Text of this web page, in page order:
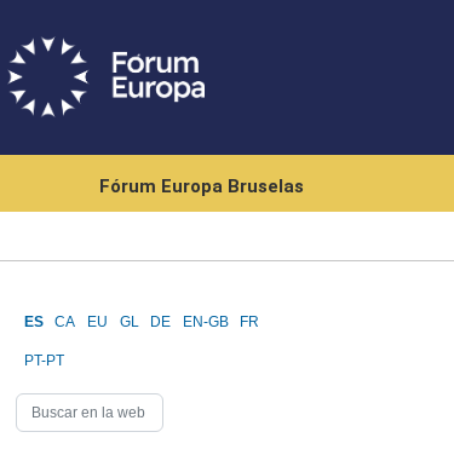
Fórum Europa Bruselas
ES CA EU GL DE EN-GB FR
PT-PT